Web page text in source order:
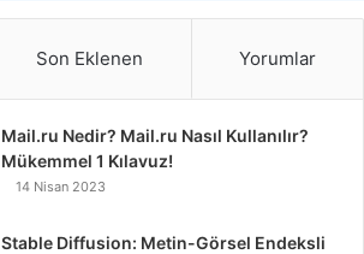
Son Eklenen Yorumlar
Mail.ru Nedir? Mail.ru Nasıl Kullanılır?
Mükemmel 1 Kılavuz!
14 Nisan 2023
Stable Diffusion: Metin-Görsel Endeksli